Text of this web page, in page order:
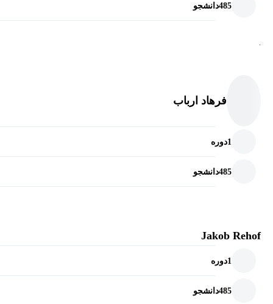
485دانشجو
.
فرهاد ارباب
1دوره
485دانشجو
Jakob Rehof
1دوره
485دانشجو